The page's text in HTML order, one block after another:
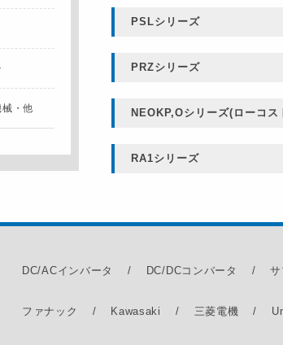
PSLシリーズ
PRZシリーズ
NEOKP,Oシリーズ(ローコス
RA1シリーズ
・他
DC/ACインバータ DC/DCコンバータ
ファナック Kawasaki 三菱電機